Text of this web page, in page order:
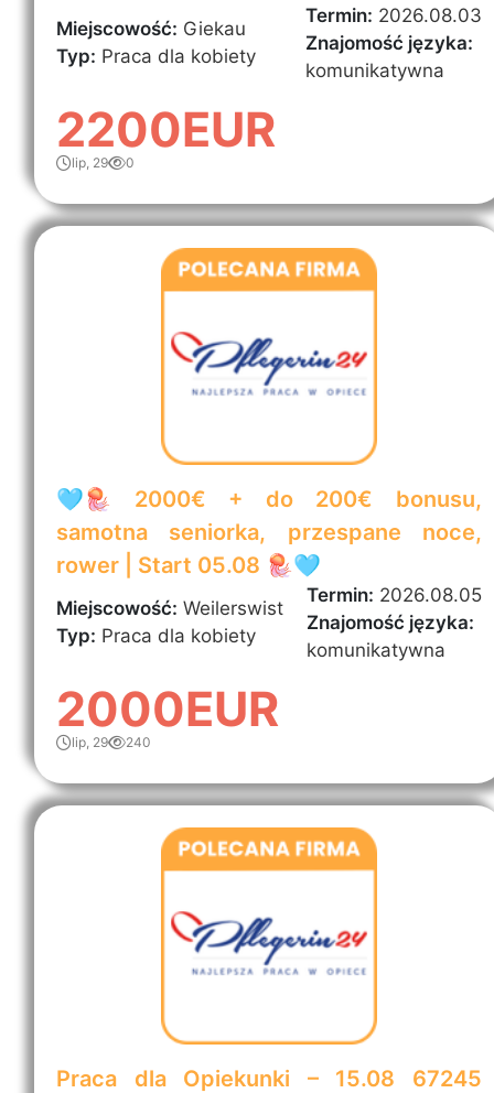
Miejscowość: Giekau
Typ: Praca dla kobiety
Termin: 2026.08.03
Znajomość języka:
komunikatywna
2200EUR
lip, 29 0
🩵🪼 2000€ + do 200€ bonusu,
samotna seniorka, przespane noce,
rower | Start 05.08 🪼🩵
Miejscowość: Weilerswist
Typ: Praca dla kobiety
Termin: 2026.08.05
Znajomość języka:
komunikatywna
2000EUR
lip, 29 240
Praca dla Opiekunki – 15.08 67245